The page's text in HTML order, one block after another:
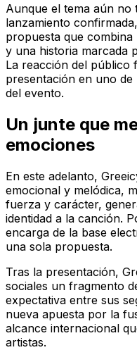
Aunque el tema aún no
lanzamiento
propuesta que
y una historia marcada
La reacción del público
presentación en uno
del evento.
Un junte que
emociones
En este adelanto,
emocional y melódica,
fuerza y carácter,
identidad a la canción.
encarga de la base
una sola propuesta.
Tras la presentación,
sociales un fragmento
expectativa entre sus
nueva apuesta por la
alcance internacional
artistas.